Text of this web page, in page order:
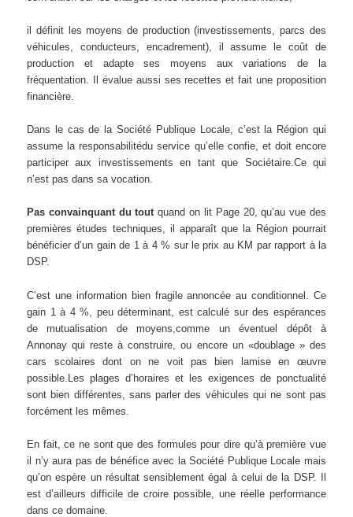
il définit les moyens de production (investissements, parcs des
véhicules, conducteurs, encadrement), il assume le coût de
production et adapte ses moyens aux variations de la
fréquentation. Il évalue aussi ses recettes et fait une proposition
financière.
Dans le cas de la Société Publique Locale, c’est la Région qui
assume la responsabilitédu service qu’elle confie, et doit encore
participer aux investissements en tant que Sociétaire.Ce qui
n’est pas dans sa vocation.
Pas convainquant du toutquand on lit Page 20, qu’au vue des
premières études techniques, il apparaît que la Région pourrait
bénéficier d’un gain de 1 à 4 % sur le prix au KM par rapport à la
DSP.
C’est une information bien fragile annoncée au conditionnel. Ce
gain 1 à 4 %, peu déterminant, est calculé sur des espérances
de mutualisation de moyens,comme un éventuel dépôt à
Annonay qui reste à construire, ou encore un «doublage » des
cars scolaires dont on ne voit pas bien lamise en œuvre
possible.Les plages d’horaires et les exigences de ponctualité
sont bien différentes, sans parler des véhicules qui ne sont pas
forcément les mêmes.
En fait, ce ne sont que des formules pour dire qu’à première vue
il n’y aura pas de bénéfice avec la Société Publique Locale mais
qu’on espère un résultat sensiblement égal à celui de la DSP. Il
est d’ailleurs difficile de croire possible, une réelle performance
dans ce domaine.